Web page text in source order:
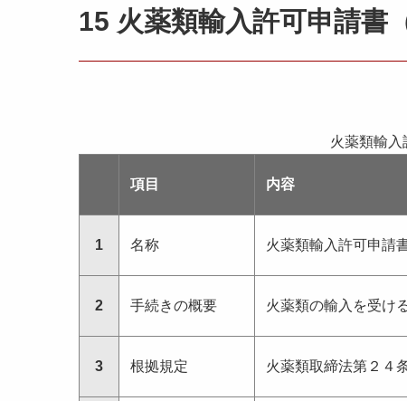
15 火薬類輸入許可申請書
項目 内容
火薬類輸入
1 名称 火薬類輸入許可申請
2 手続きの概要 火薬類の輸入を受け
3 根拠規定 火薬類取締法第２４